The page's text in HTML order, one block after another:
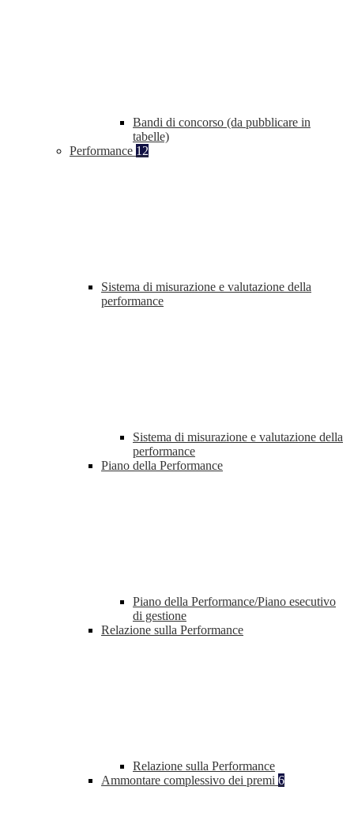
Bandi di concorso (da pubblicare in
tabelle)
Performance 12
Sistema di misurazione e valutazione della
performance
Sistema di misurazione e valutazione della
performance
Piano della Performance
Piano della Performance/Piano esecutivo
di gestione
Relazione sulla Performance
Relazione sulla Performance
Ammontare complessivo dei premi 6